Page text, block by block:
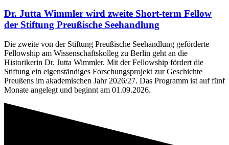
Dr. Jutta Wimmler wird zweite Short-term Fellow
der Stiftung Preußische Seehandlung
Die zweite von der Stiftung Preußische Seehandlung geförderte
Fellowship am Wissenschaftskolleg zu Berlin geht an die
Historikerin Dr. Jutta Wimmler. Mit der Fellowship fördert die
Stiftung ein eigenständiges Forschungsprojekt zur Geschichte
Preußens im akademischen Jahr 2026/27. Das Programm ist auf fünf
Monate angelegt und beginnt am 01.09.2026.